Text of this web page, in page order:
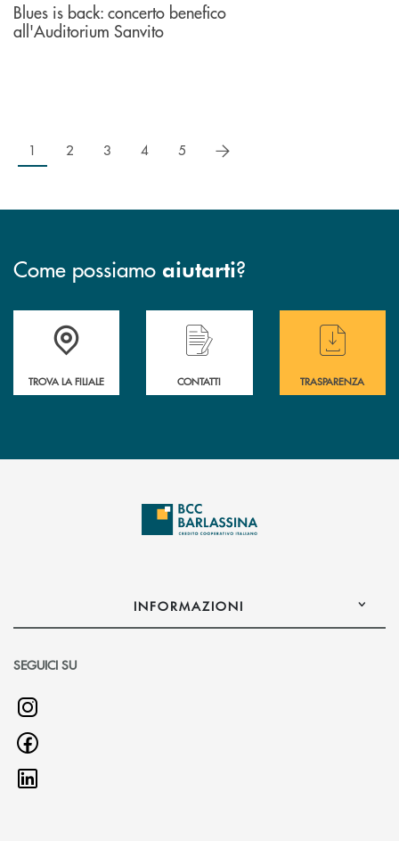
Blues is back: concerto benefico
all'Auditorium Sanvito
1 2 3 4 5 successivo
Come possiamo aiutarti?
Accedi all' elenco completo delle filiali di BCC Barlassina.
TROVA LA FILIALE
Hai bisogno di assistenza immediata ?
CONTATTI
Hai bisogno di
TRASPARENZA
INFORMAZIONI
SEGUICI SU